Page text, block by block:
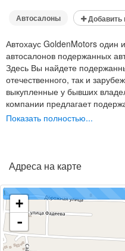
Автосалоны Добавить
Автохаус GoldenMotors один
автосалонов подержанных
Здесь Вы найдете
отечественного, так и
выкупленные у бывших
компании предлагает
отличном техническом
Показать полностью...
Адреса на карте
+
-